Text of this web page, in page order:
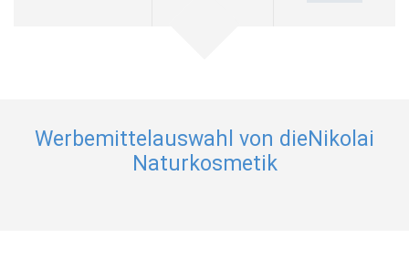
Werbemittelauswahl von dieNikolai
Naturkosmetik